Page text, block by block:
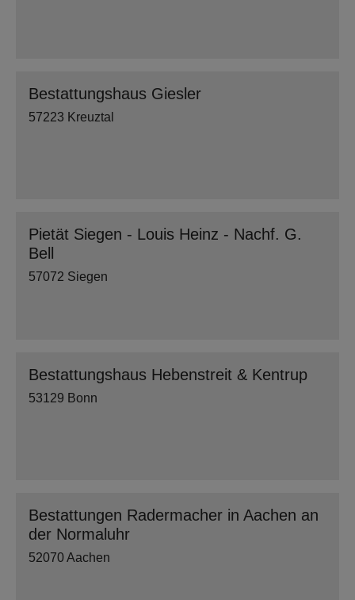
Bestattungshaus Giesler
57223 Kreuztal
Pietät Siegen - Louis Heinz - Nachf. G.
Bell
57072 Siegen
Bestattungshaus Hebenstreit & Kentrup
53129 Bonn
Bestattungen Radermacher in Aachen an
der Normaluhr
52070 Aachen